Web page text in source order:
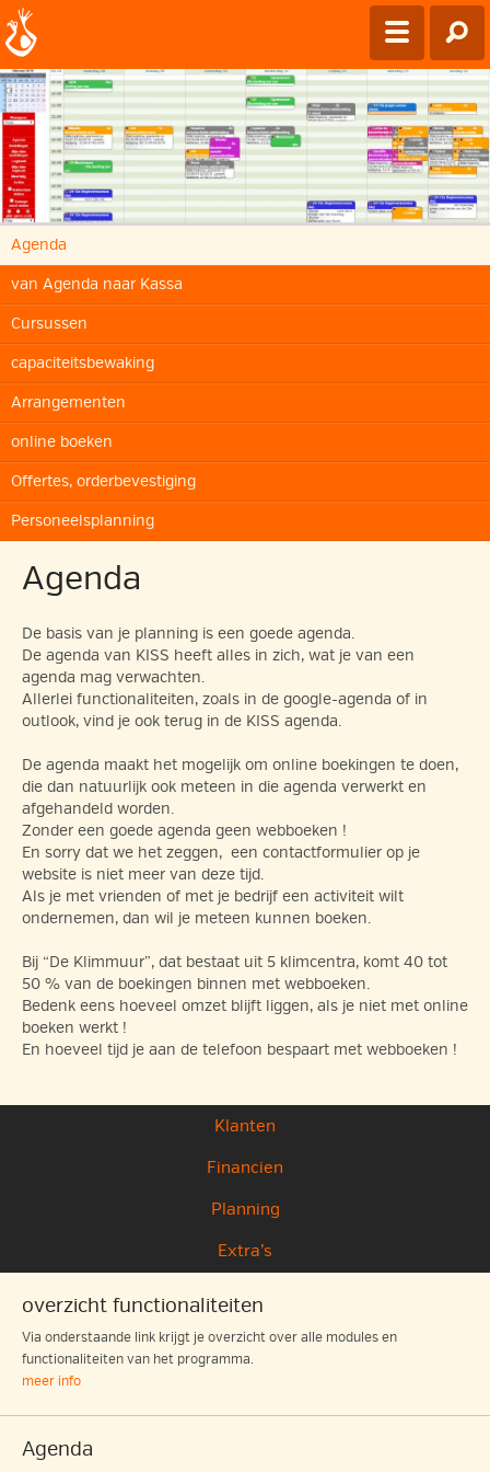
Agenda
van Agenda naar Kassa
Cursussen
capaciteitsbewaking
Arrangementen
online boeken
Offertes, orderbevestiging
Personeelsplanning
Agenda
De basis van je planning is een goede agenda.
De agenda van KISS heeft alles in zich, wat je van een
agenda mag verwachten.
Allerlei functionaliteiten, zoals in de google-agenda of in
outlook, vind je ook terug in de KISS agenda.
De agenda maakt het mogelijk om online boekingen te doen,
die dan natuurlijk ook meteen in die agenda verwerkt en
afgehandeld worden.
Zonder een goede agenda geen webboeken !
En sorry dat we het zeggen, een contactformulier op je
website is niet meer van deze tijd.
Als je met vrienden of met je bedrijf een activiteit wilt
ondernemen, dan wil je meteen kunnen boeken.
Bij “De Klimmuur”, dat bestaat uit 5 klimcentra, komt 40 tot
50 % van de boekingen binnen met webboeken.
Bedenk eens hoeveel omzet blijft liggen, als je niet met online
boeken werkt !
En hoeveel tijd je aan de telefoon bespaart met webboeken !
Klanten
Financien
Planning
Extra’s
overzicht functionaliteiten
Via onderstaande link krijgt je overzicht over alle modules en
functionaliteiten van het programma.
meer info
Agenda